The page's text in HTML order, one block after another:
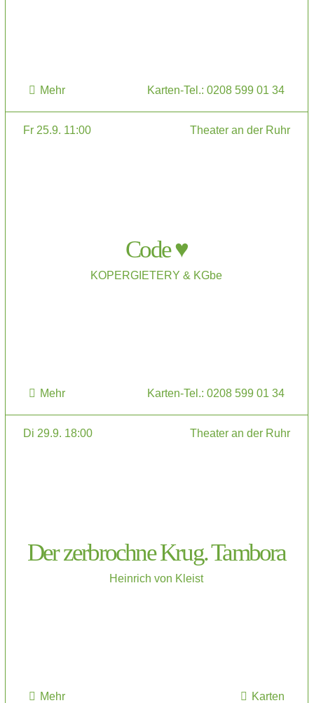
Mehr Karten-Tel.: 0208 599 01 34
Fr 25.9. 11:00 Theater an der Ruhr
Code ♥
KOPERGIETERY & KGbe
Mehr Karten-Tel.: 0208 599 01 34
Di 29.9. 18:00 Theater an der Ruhr
Der zerbrochne Krug. Tambora
Heinrich von Kleist
Mehr Karten